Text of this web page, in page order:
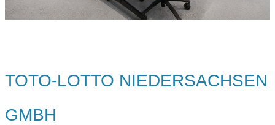
TOTO-LOTTO NIEDERSACHSEN
GMBH